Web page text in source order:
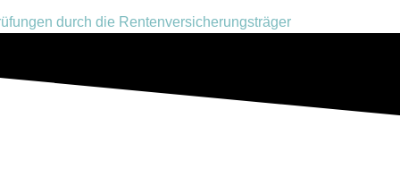
durch die Rentenversicherungsträger